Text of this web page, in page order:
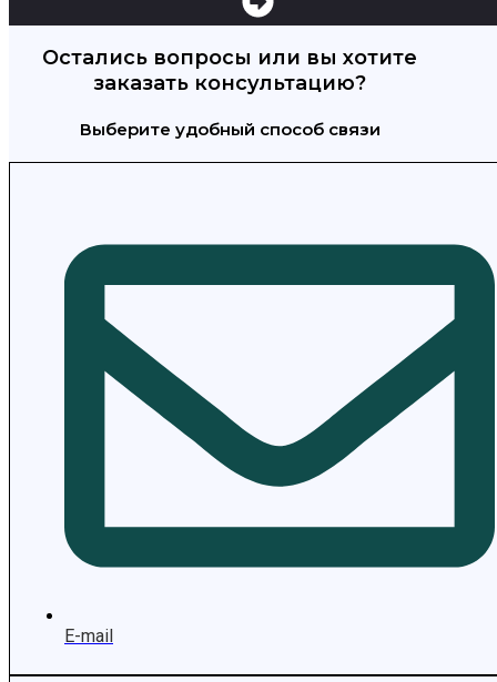
Остались вопросы или вы хотите
заказать консультацию?
Выберите удобный способ связи
E-mail